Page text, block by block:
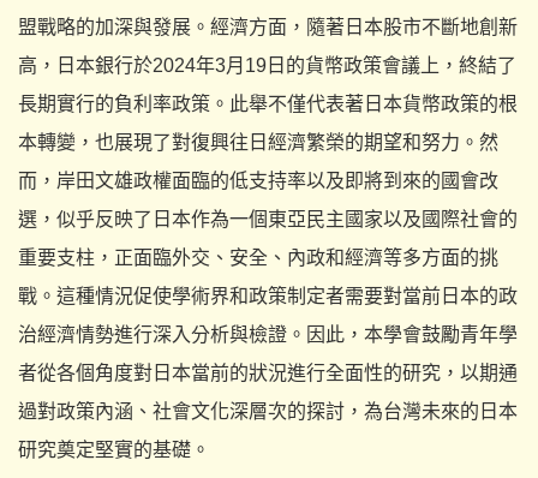
盟戰略的加深與發展。經濟方面， 隨著日本股市不斷地創新
高， 日本銀行於2024年3月19日的貨幣政策會議上， 終結了
長期實行的負利率政策。 此舉不僅代表著日本貨幣政策的根
本轉變， 也展現了對復興往日經濟繁榮的期望和努力。然
而， 岸田文雄政權面臨的低支持率以及即將到來的國會改
選， 似乎反映了日本作為一個東亞民主國家以及國際社會的
重要支柱， 正面臨外交、安全、內政和經濟等多方面的挑
戰。 這種情況促使學術界和政策制定者需要對當前日本的政
治經濟情勢進行深入分析與檢證。因此， 本學會鼓勵青年學
者從各個角度對日本當前的狀況進行全面性的研究 ，以期通
過對政策內涵、社會文化深層次的探討， 為台灣未來的日本
研究奠定堅實的基礎。